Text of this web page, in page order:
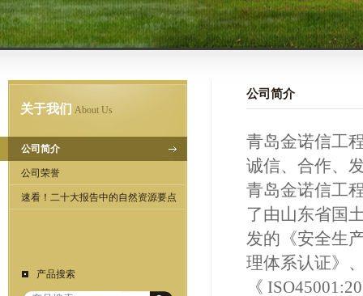
关于我们 About Us
公司简介
公司荣誉
速看！二十大报告中的自然资源要点
产品搜索
公司简介
青岛金诺信工
诚信、合作、
青岛金诺信工
了由山东省国
发的《安全生
理体系认证》
《